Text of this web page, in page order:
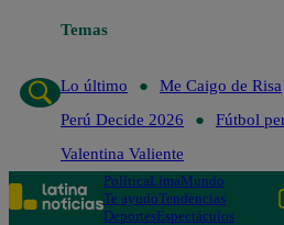
Temas
Me Caigo de Risa
Lo último
Me Caigo de Risa
Perú Decide 2026
Fútbol
Valentina Valiente
PolíticaLimaMundo
Te ayudoTendencias
DeportesEspectáculos